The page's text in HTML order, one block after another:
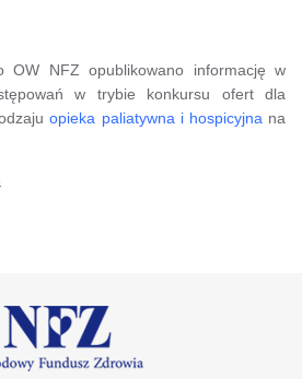
OW NFZ opublikowano informację w
w trybie konkursu ofert dla
opieka paliatywna i hospicyjna na